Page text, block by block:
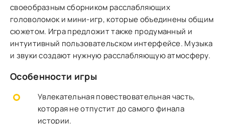
своеобразным сборником расслабляющих
головоломок и мини-игр, которые объединены общим
сюжетом. Игра предложит также продуманный и
интуитивный пользовательском интерфейсе. Музыка
и звуки создают нужную расслабляющую атмосферу.
Особенности игры
Увлекательная повествовательная часть,
которая не отпустит до самого финала
истории.